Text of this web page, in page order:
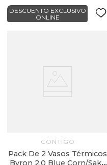
DESCUENTO EXCLUSIVO
ONLINE
CONTIGO
Pack De 2 Vasos Térmicos
Byron 2.0 Blue Corn/Sake